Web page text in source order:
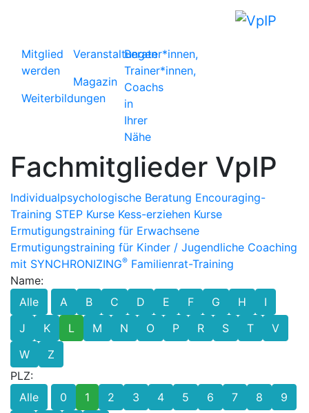
Mitglied
werden
Weiterbildungen
Veranstaltungen
Magazin
Berater*innen,
Trainer*innen,
Coachs
in
Ihrer
Nähe
Fachmitglieder VpIP
Individualpsychologische Beratung Encouraging-
Training STEP Kurse Kess-erziehen Kurse
Ermutigungstraining für Erwachsene
Ermutigungstraining für Kinder / Jugendliche Coaching
mit SYNCHRONIZING® Familienrat-Training
Name:
Alle
A B C D E F G H
I
J
K L M N O P R S T
V
W
Z
PLZ:
Alle
0 1 2 3 4 5 6 7 8
9